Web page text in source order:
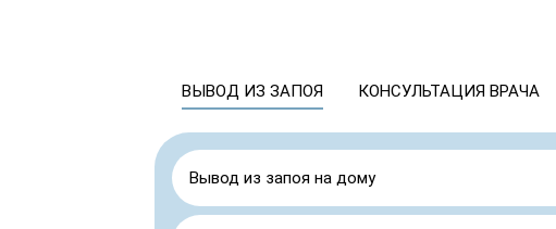
ВЫВОД ИЗ ЗАПОЯ КОНСУЛЬТАЦИЯ ВРАЧА
Вывод из запоя на дому